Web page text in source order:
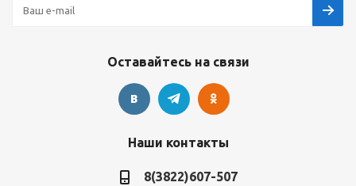
Оставайтесь на связи
Наши контакты
8(3822)607-507